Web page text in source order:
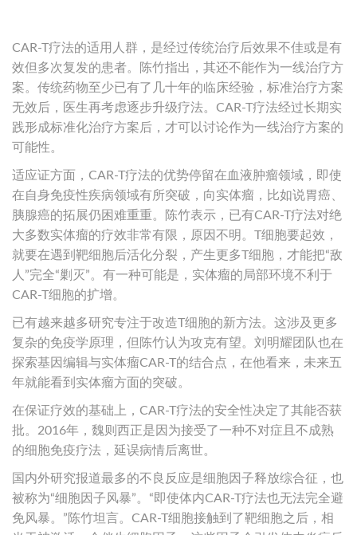
CAR-T疗法的适用人群，是经过传统治疗后效果不佳或是有
效但多次复发的患者。陈竹指出，其还不能作为一线治疗方
案。传统药物至少已有了几十年的临床经验，标准治疗方案
无效后，医生再考虑逐步升级疗法。CAR-T疗法经过长期实
践形成标准化治疗方案后，才可以讨论作为一线治疗方案的
可能性。
适应证方面，CAR-T疗法的优势停留在血液肿瘤领域，即使
在自身免疫性疾病领域有所突破，向实体瘤，比如说胃癌、
胰腺癌的拓展仍困难重重。陈竹表示，已有CAR-T疗法对绝
大多数实体瘤的疗效非常有限，原因不明。T细胞要起效，
就要在遇到靶细胞后活化分裂，产生更多T细胞，才能把“敌
人”完全“剿灭”。有一种可能是，实体瘤的局部环境不利于
CAR-T细胞的扩增。
已有越来越多研究专注于改造T细胞的新方法。这涉及更多
复杂的免疫学原理，但陈竹认为攻克有望。刘明耀团队也在
探索基因编辑与实体瘤CAR-T的结合点，在他看来，未来五
年就能看到实体瘤方面的突破。
在保证疗效的基础上，CAR-T疗法的安全性决定了其能否获
批。2016年，魏则西正是因为接受了一种不对症且不成熟
的细胞免疫疗法，延误病情后离世。
国内外研究报道最多的不良反应是细胞因子释放综合征，也
被称为“细胞因子风暴”。“即使体内CAR-T疗法也无法完全避
免风暴。”陈竹坦言。CAR-T细胞接触到了靶细胞之后，相